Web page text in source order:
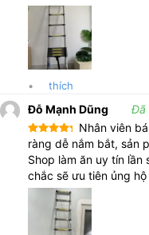
• thích
Đỗ Mạnh Dũng Đã
Được xếp
hạng 5
sao
Nhân viên
ràng dễ nắm bắt, sản
Shop làm ăn uy tín lần
chắc sẽ ưu tiên ủng